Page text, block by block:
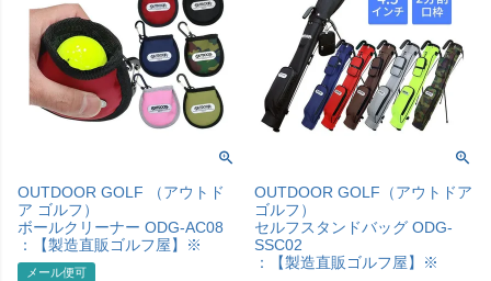
OUTDOOR GOLF （アウトド
ア ゴルフ）
ボールクリーナー ODG-AC08
：【製造直販ゴルフ屋】※
メール便可
OUTDOOR GOLF（アウトドア
ゴルフ）
セルフスタンドバッグ ODG-
SSC02
：【製造直販ゴルフ屋】※